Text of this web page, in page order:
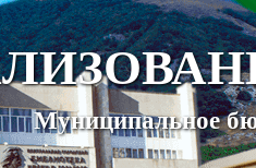
Муниципальное